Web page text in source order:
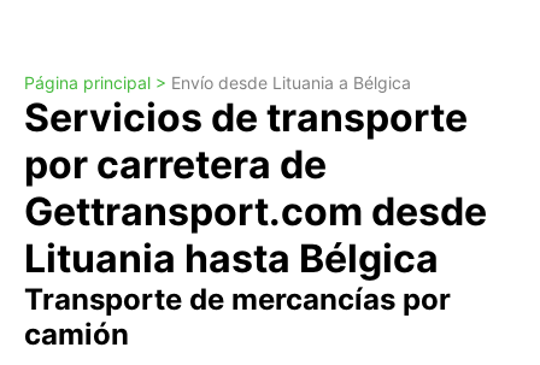
Página principal > Envío desde Lituania a Bélgica
Servicios de transporte
por carretera de
Gettransport.com desde
Lituania hasta Bélgica
Transporte de mercancías por
camión